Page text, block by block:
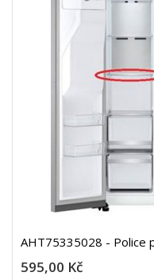
AHT75335028 - Police
595,00 Kč